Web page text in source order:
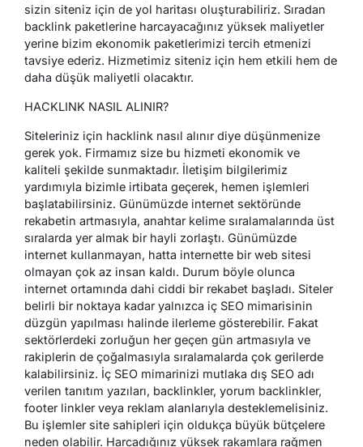
sizin siteniz için de yol haritası oluşturabiliriz. Sıradan
backlink paketlerine harcayacağınız yüksek maliyetler
yerine bizim ekonomik paketlerimizi tercih etmenizi
tavsiye ederiz. Hizmetimiz siteniz için hem etkili hem de
daha düşük maliyetli olacaktır.
HACKLINK NASIL ALINIR?
Siteleriniz için hacklink nasıl alınır diye düşünmenize
gerek yok. Firmamız size bu hizmeti ekonomik ve
kaliteli şekilde sunmaktadır. İletişim bilgilerimiz
yardımıyla bizimle irtibata geçerek, hemen işlemleri
başlatabilirsiniz. Günümüzde internet sektöründe
rekabetin artmasıyla, anahtar kelime sıralamalarında üst
sıralarda yer almak bir hayli zorlaştı. Günümüzde
internet kullanmayan, hatta internette bir web sitesi
olmayan çok az insan kaldı. Durum böyle olunca
internet ortamında dahi ciddi bir rekabet başladı. Siteler
belirli bir noktaya kadar yalnızca iç SEO mimarisinin
düzgün yapılması halinde ilerleme gösterebilir. Fakat
sektörlerdeki zorluğun her geçen gün artmasıyla ve
rakiplerin de çoğalmasıyla sıralamalarda çok gerilerde
kalabilirsiniz. İç SEO mimarinizi mutlaka dış SEO adı
verilen tanıtım yazıları, backlinkler, yorum backlinkler,
footer linkler veya reklam alanlarıyla desteklemelisiniz.
Bu işlemler site sahipleri için oldukça büyük bütçelere
neden olabilir. Harcadığınız yüksek rakamlara rağmen